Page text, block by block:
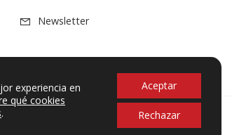
Newsletter
experiencia en
qué cookies
.
Aceptar
Rechazar